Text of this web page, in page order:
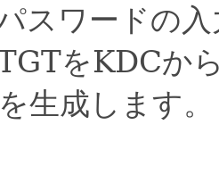
スワードの
をKDCか
を生成します。